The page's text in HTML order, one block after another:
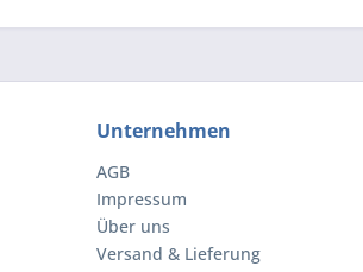
Unternehmen
AGB
Impressum
Über uns
Versand & Lieferung